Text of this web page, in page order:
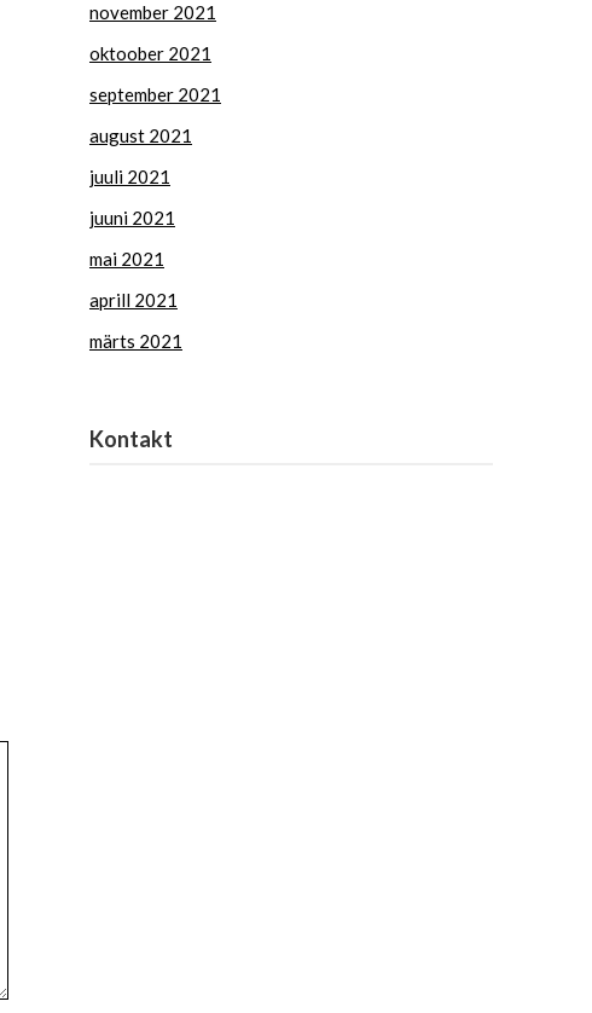
november 2021
oktoober 2021
september 2021
august 2021
juuli 2021
juuni 2021
mai 2021
aprill 2021
märts 2021
Kontakt